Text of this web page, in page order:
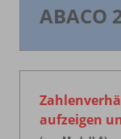
ABACO
aufzeigen